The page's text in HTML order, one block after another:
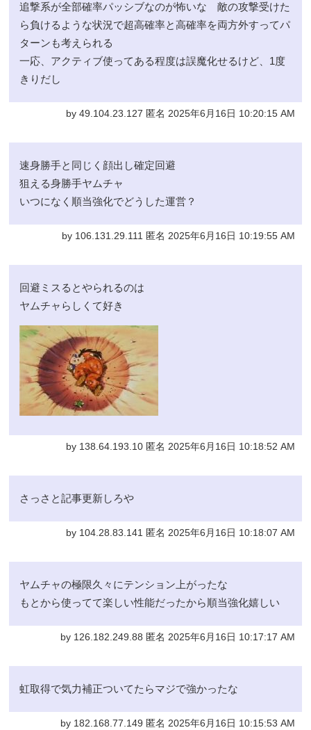
追撃系が全部確率パッシブなのが怖いな 敵の攻撃受けた
ら負けるような状況で超高確率と高確率を両方外すってパ
ターンも考えられる
一応、アクティブ使ってある程度は誤魔化せるけど、1度
きりだし
by 49.104.23.127 匿名 2025年6月16日 10:20:15 AM
速身勝手と同じく顔出し確定回避
狙える身勝手ヤムチャ
いつになく順当強化でどうした運営？
by 106.131.29.111 匿名 2025年6月16日 10:19:55 AM
回避ミスるとやられるのは
ヤムチャらしくて好き
by 138.64.193.10 匿名 2025年6月16日 10:18:52 AM
さっさと記事更新しろや
by 104.28.83.141 匿名 2025年6月16日 10:18:07 AM
ヤムチャの極限久々にテンション上がったな
もとから使ってて楽しい性能だったから順当強化嬉しい
by 126.182.249.88 匿名 2025年6月16日 10:17:17 AM
虹取得で気力補正ついてたらマジで強かったな
by 182.168.77.149 匿名 2025年6月16日 10:15:53 AM